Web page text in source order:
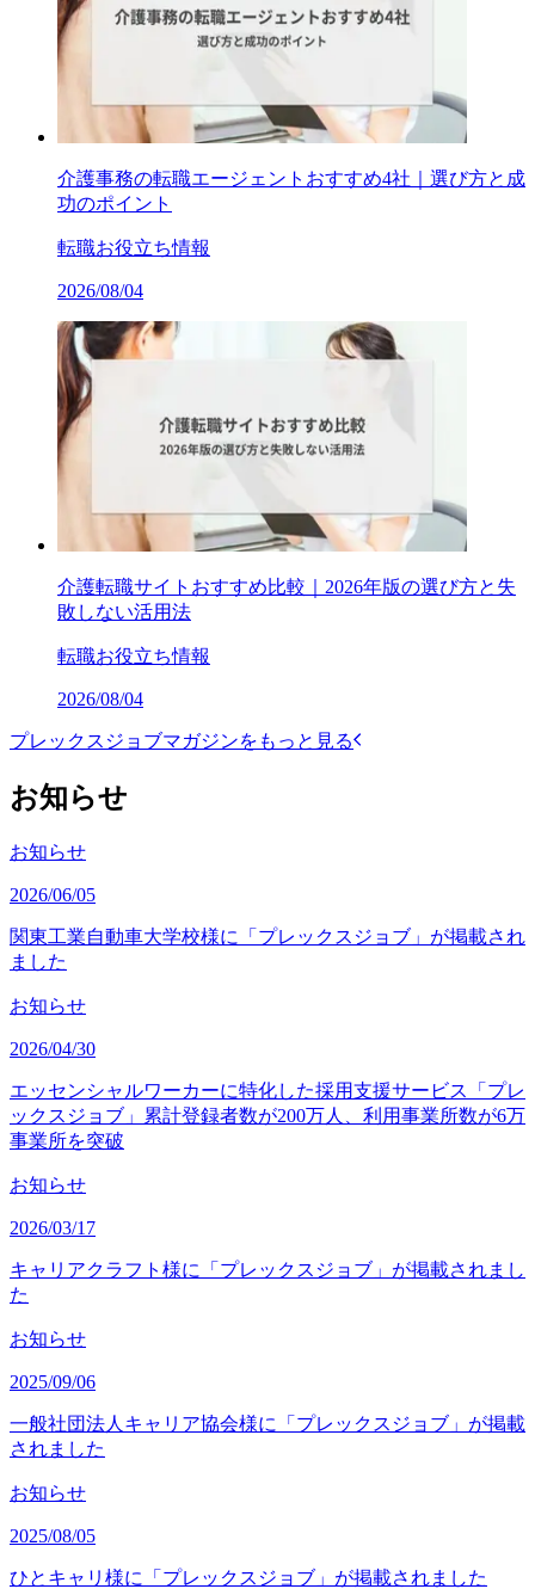
介護事務の転職エージェントおすすめ4社｜選び方と成
功のポイント
転職お役立ち情報
2026/08/04
介護転職サイトおすすめ比較｜2026年版の選び方と失
敗しない活用法
転職お役立ち情報
2026/08/04
プレックスジョブマガジンをもっと見る
お知らせ
お知らせ
2026/06/05
関東工業自動車大学校様に「プレックスジョブ」が掲載され
ました
お知らせ
2026/04/30
エッセンシャルワーカーに特化した採用支援サービス「プレ
ックスジョブ」累計登録者数が200万人、利用事業所数が6万
事業所を突破
お知らせ
2026/03/17
キャリアクラフト様に「プレックスジョブ」が掲載されまし
た
お知らせ
2025/09/06
一般社団法人キャリア協会様に「プレックスジョブ」が掲載
されました
お知らせ
2025/08/05
ひとキャリ様に「プレックスジョブ」が掲載されました